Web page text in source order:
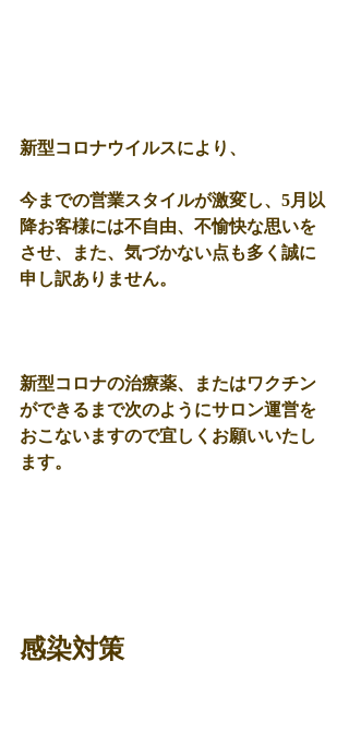
新型コロナウイルスにより、
今までの営業スタイルが激変し、5月以
降お客様には不自由、不愉快な思いを
させ、また、気づかない点も多く誠に
申し訳ありません。
新型コロナの治療薬、またはワクチン
ができるまで次のようにサロン運営を
おこないますので宜しくお願いいたし
ます。
感染対策